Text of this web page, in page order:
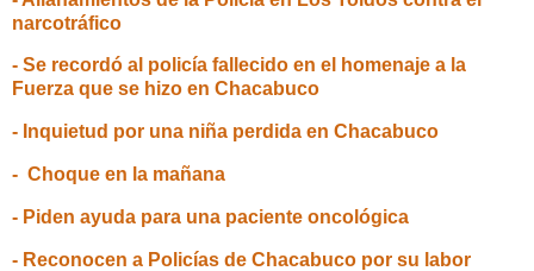
narcotráfico
- Se recordó al policía fallecido en el homenaje a la
Fuerza que se hizo en Chacabuco
- Inquietud por una niña perdida en Chacabuco
- Choque en la mañana
- Piden ayuda para una paciente oncológica
- Reconocen a Policías de Chacabuco por su labor